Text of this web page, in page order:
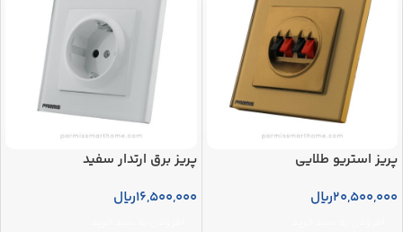
پریز استریو طلایی
20,500,000ریال
پریز برق ارتدار سفید
16,500,000ریال